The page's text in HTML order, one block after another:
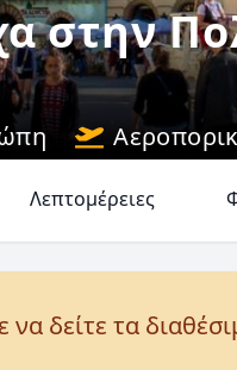
στην
Λεπτομέρειες
να δείτε τα